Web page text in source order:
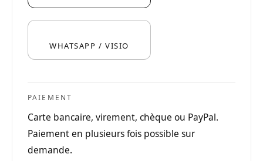
WHATSAPP / VISIO
PAIEMENT
Carte bancaire, virement, chèque ou PayPal.
Paiement en plusieurs fois possible sur
demande.